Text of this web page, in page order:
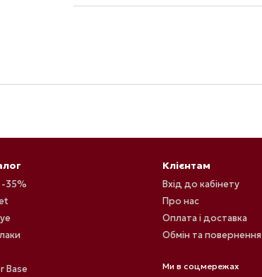
-35%
Base
Клієнтам
Вхід до кабінету
Про нас
Оплата і доставка
Обмін та повернення
Ми в соцмережах